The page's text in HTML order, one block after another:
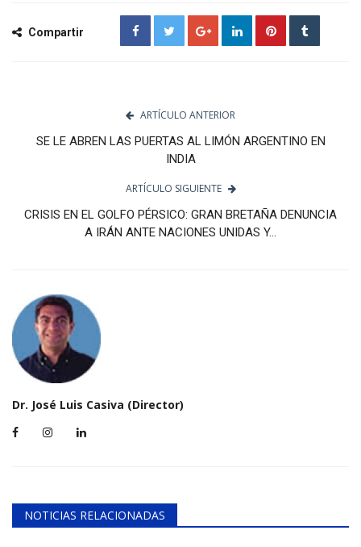
Compartir
ARTÍCULO ANTERIOR
SE LE ABREN LAS PUERTAS AL LIMÓN ARGENTINO EN
INDIA
ARTÍCULO SIGUIENTE
CRISIS EN EL GOLFO PÉRSICO: GRAN BRETAÑA DENUNCIA
A IRÁN ANTE NACIONES UNIDAS Y...
Dr. José Luis Casiva (Director)
NOTICIAS RELACIONADAS